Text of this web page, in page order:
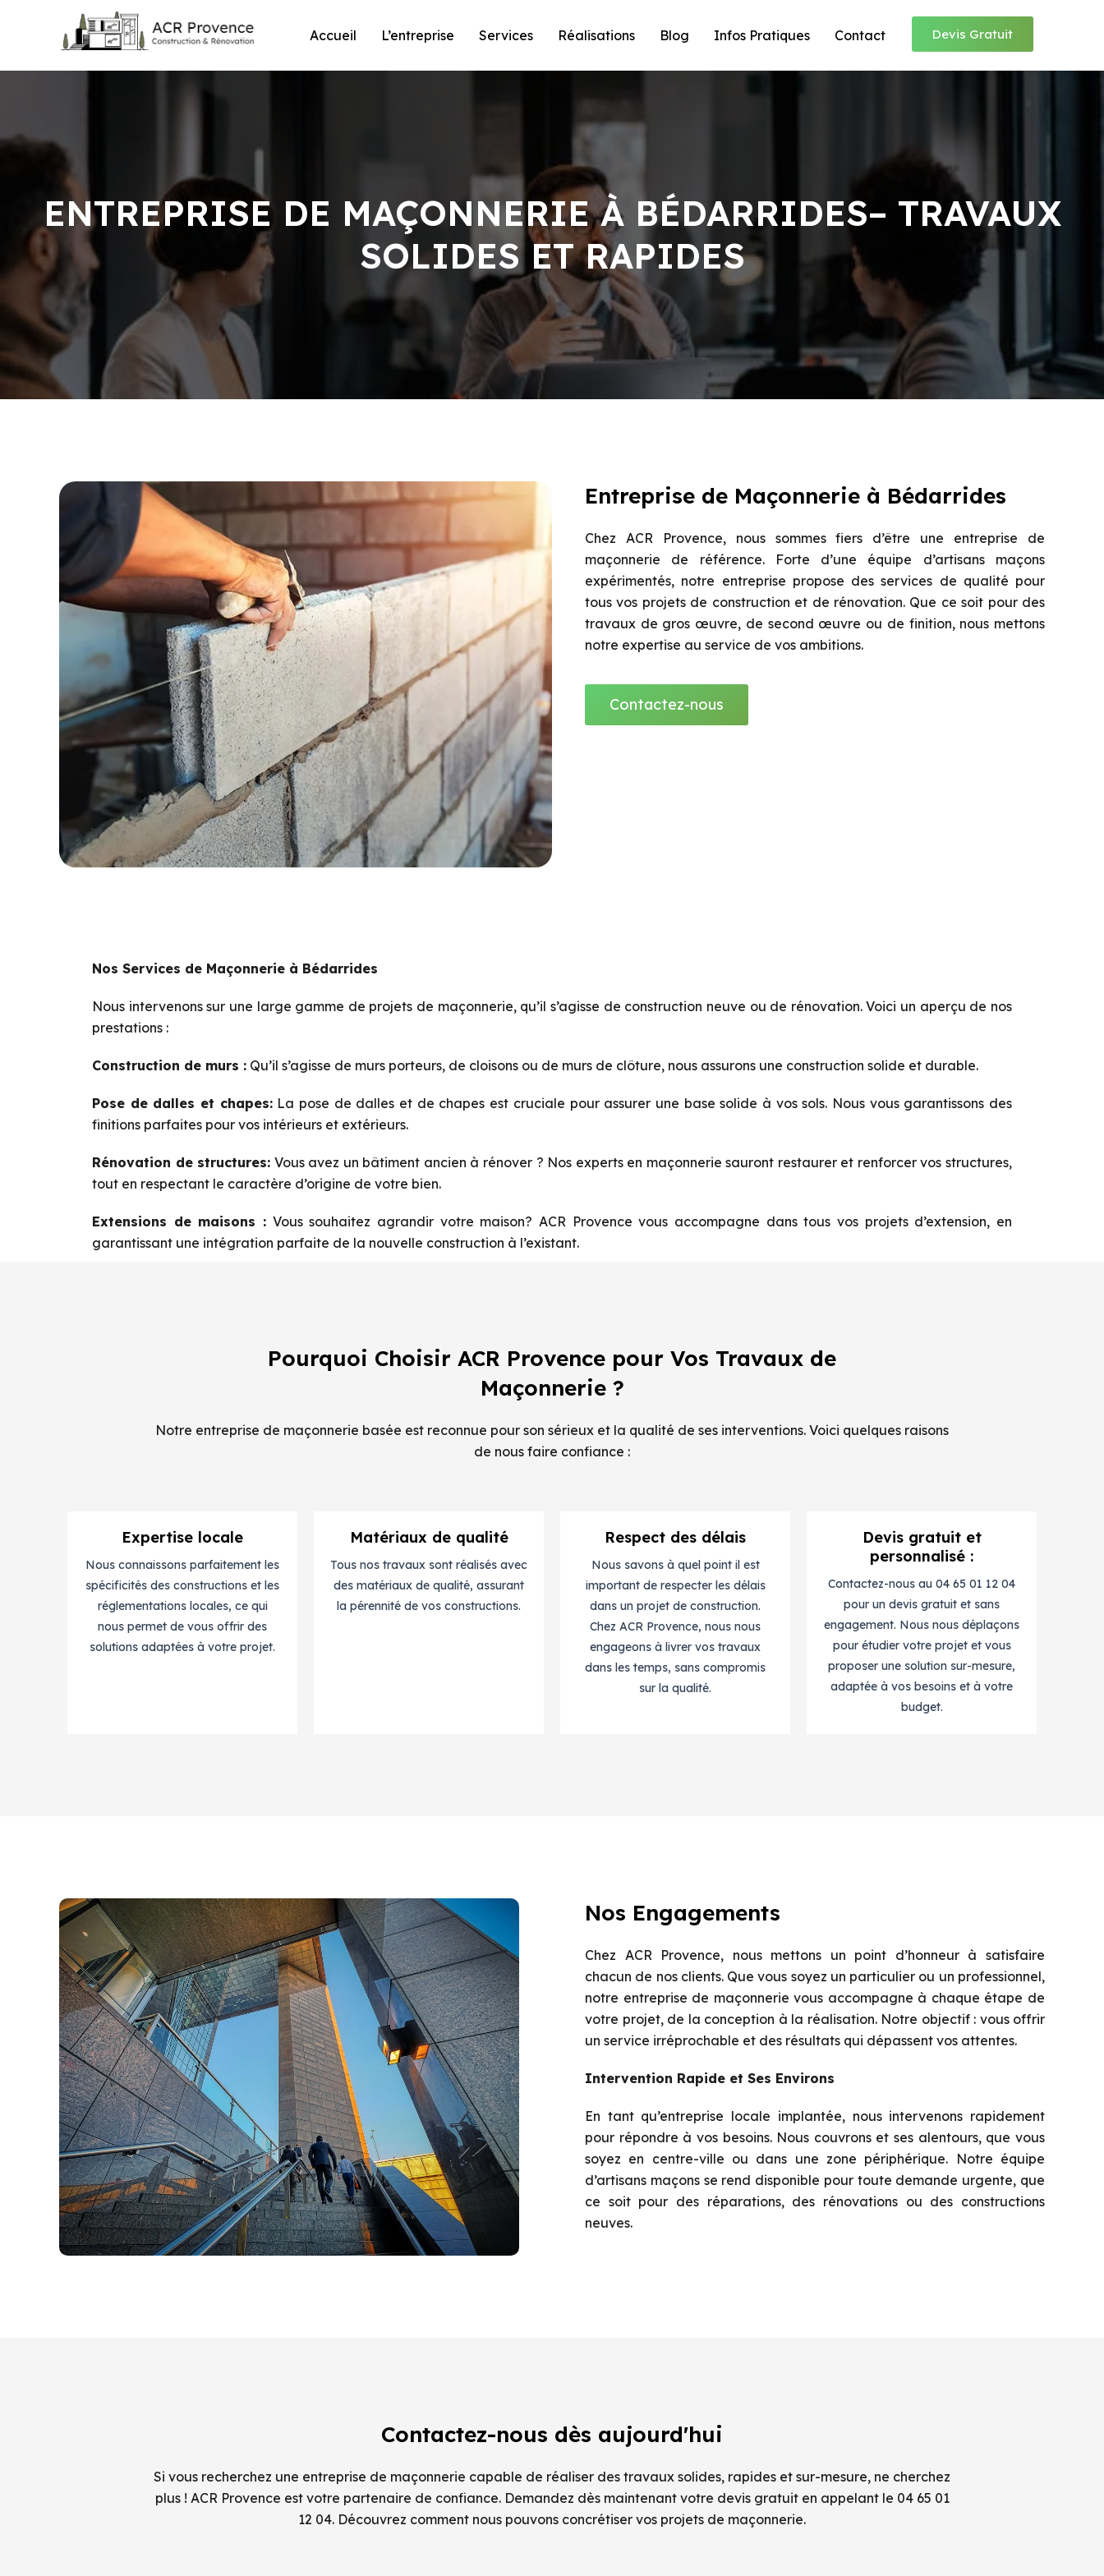
Accueil L’entreprise Services Réalisations Blog Infos Pratiques Contact Devis Gratuit
ENTREPRISE DE MAÇONNERIE À BÉDARRIDES– TRAVAUX
SOLIDES ET RAPIDES
Entreprise de Maçonnerie à Bédarrides
Chez ACR Provence, nous sommes fiers d’être une entreprise de
maçonnerie de référence. Forte d’une équipe d’artisans maçons
expérimentés, notre entreprise propose des services de qualité pour
tous vos projets de construction et de rénovation. Que ce soit pour des
travaux de gros œuvre, de second œuvre ou de finition, nous mettons
notre expertise au service de vos ambitions.
Contactez-nous
Nos Services de Maçonnerie à Bédarrides
Nous intervenons sur une large gamme de projets de maçonnerie, qu’il s’agisse de construction neuve ou de rénovation. Voici un aperçu de nos
prestations :
Construction de murs : Qu’il s’agisse de murs porteurs, de cloisons ou de murs de clôture, nous assurons une construction solide et durable.
Pose de dalles et chapes:La pose de dalles et de chapes est cruciale pour assurer une base solide à vos sols. Nous vous garantissons des
finitions parfaites pour vos intérieurs et extérieurs.
Rénovation de structures: Vous avez un bâtiment ancien à rénover ? Nos experts en maçonnerie sauront restaurer et renforcer vos structures,
tout en respectant le caractère d’origine de votre bien.
Extensions de maisons : Vous souhaitez agrandir votre maison? ACR Provence vous accompagne dans tous vos projets d’extension, en
garantissant une intégration parfaite de la nouvelle construction à l’existant.
Pourquoi Choisir ACR Provence pour Vos Travaux de
Maçonnerie ?
Notre entreprise de maçonnerie basée est reconnue pour son sérieux et la qualité de ses interventions. Voici quelques raisons
de nous faire confiance :
Expertise locale
Nous connaissons parfaitement les
spécificités des constructions et les
réglementations locales, ce qui
nous permet de vous offrir des
solutions adaptées à votre projet.
Matériaux de qualité
Tous nos travaux sont réalisés avec
des matériaux de qualité, assurant
la pérennité de vos constructions.
Respect des délais
Nous savons à quel point il est
important de respecter les délais
dans un projet de construction.
Chez ACR Provence, nous nous
engageons à livrer vos travaux
dans les temps, sans compromis
sur la qualité.
Devis gratuit et
personnalisé :
Contactez-nous au 04 65 01 12 04
pour un devis gratuit et sans
engagement. Nous nous déplaçons
pour étudier votre projet et vous
proposer une solution sur-mesure,
adaptée à vos besoins et à votre
budget.
Nos Engagements
Chez ACR Provence, nous mettons un point d’honneur à satisfaire
chacun de nos clients. Que vous soyez un particulier ou un professionnel,
notre entreprise de maçonnerie vous accompagne à chaque étape de
votre projet, de la conception à la réalisation. Notre objectif : vous offrir
un service irréprochable et des résultats qui dépassent vos attentes.
Intervention Rapide et Ses Environs
En tant qu’entreprise locale implantée, nous intervenons rapidement
pour répondre à vos besoins. Nous couvrons et ses alentours, que vous
soyez en centre-ville ou dans une zone périphérique. Notre équipe
d’artisans maçons se rend disponible pour toute demande urgente, que
ce soit pour des réparations, des rénovations ou des constructions
neuves.
Contactez-nous dès aujourd'hui
Si vous recherchez une entreprise de maçonnerie capable de réaliser des travaux solides, rapides et sur-mesure, ne cherchez
plus ! ACR Provence est votre partenaire de confiance. Demandez dès maintenant votre devis gratuit en appelant le 04 65 01
12 04. Découvrez comment nous pouvons concrétiser vos projets de maçonnerie.